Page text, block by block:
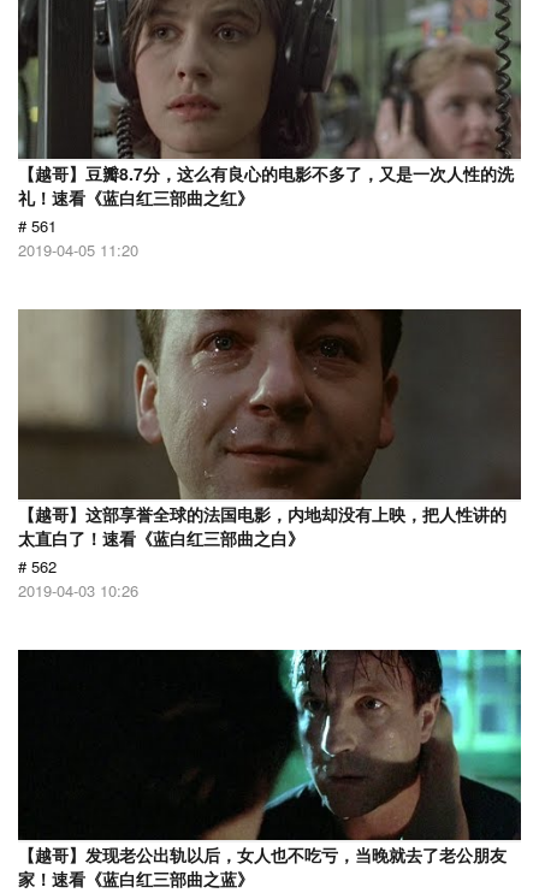
【越哥】豆瓣8.7分，这么有良心的电影不多了，又是一次人性的洗
礼！速看《蓝白红三部曲之红》
# 561
2019-04-05 11:20
【越哥】这部享誉全球的法国电影，内地却没有上映，把人性讲的
太直白了！速看《蓝白红三部曲之白》
# 562
2019-04-03 10:26
【越哥】发现老公出轨以后，女人也不吃亏，当晚就去了老公朋友
家！速看《蓝白红三部曲之蓝》